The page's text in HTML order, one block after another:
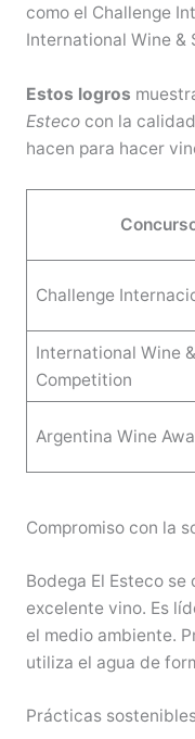
como el Challenge
International Wine &
Estos logros
Estecocon la
hacen para hacer
Challenge
International Wine
Competition
Argentina Wine
Compromiso con la
Bodega El Esteco
excelente vino. Es
el medio ambiente.
utiliza el agua de
Prácticas